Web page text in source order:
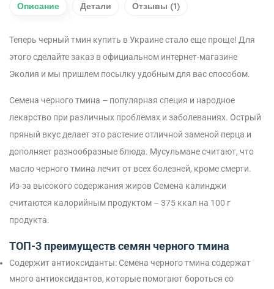
Описание Детали Отзывы (1)
Теперь черный тмин купить в Украине стало еще проще! Для
этого сделайте заказ в официальном интернет-магазине
Эколия и мы пришлем посылку удобным для вас способом.
Семена черного тмина – популярная специя и народное
лекарство при различных проблемах и заболеваниях. Острый
пряный вкус делает это растение отличной заменой перца и
дополняет разнообразные блюда. Мусульмане считают, что
масло черного тмина лечит от всех болезней, кроме смерти.
Из-за высокого содержания жиров Семена калинджи
считаются калорийным продуктом – 375 ккал на 100 г
продукта.
ТОП-3 преимуществ семян черного тмина
Содержит антиоксиданты: Семена черного тмина содержат
много антиоксидантов, которые помогают бороться со